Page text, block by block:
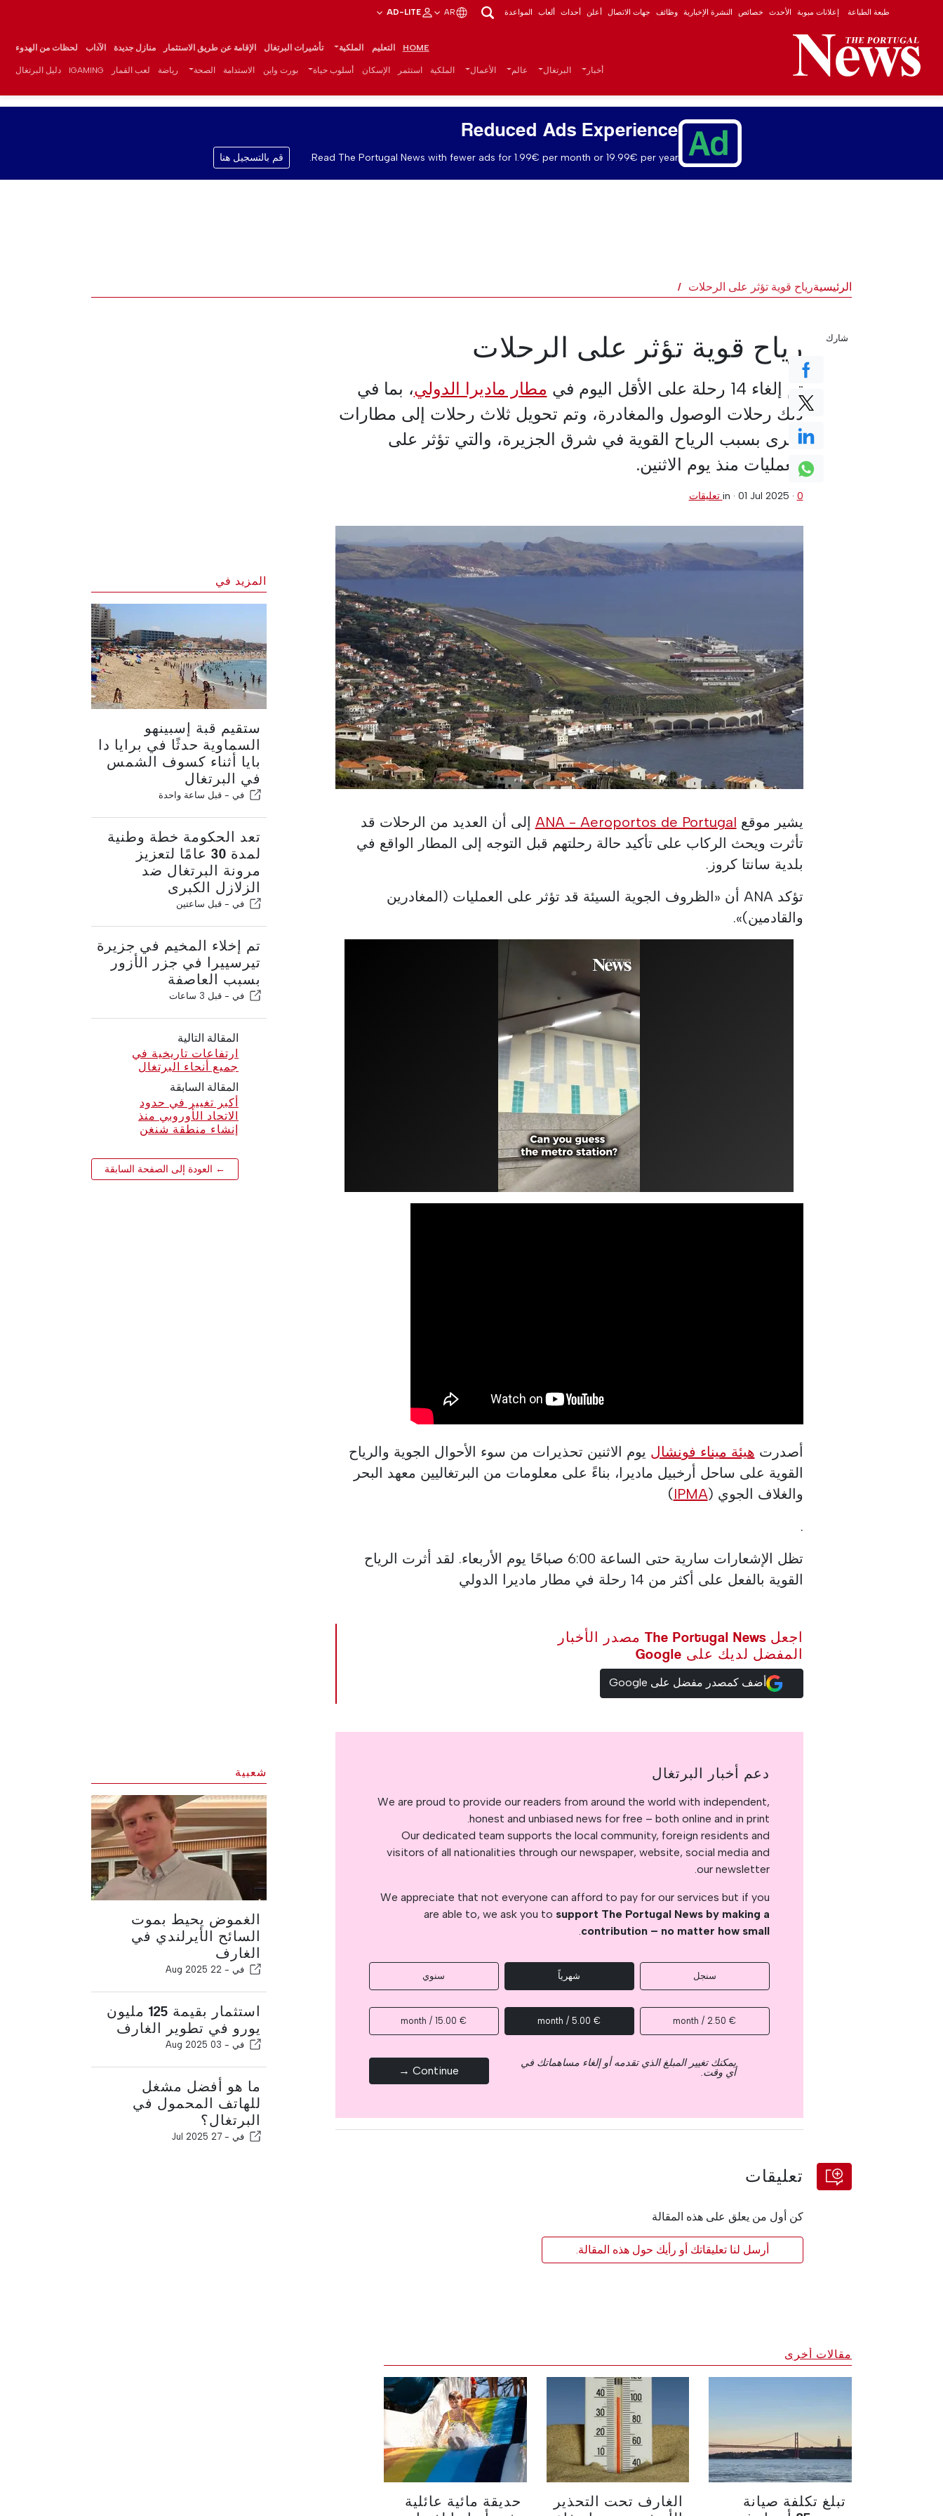
طبعة الطباعة إعلانات مبوبة الأحدث خصائص النشرة الإخبارية وظائف جهات الاتصال أعلن أحداث ألعاب المواعدة AR
AD-LITE
HOME التعليم الملكية تأشيرات البرتغال الإقامة عن طريق الاستثمار منازل جديدة الآداب لحظات من الهدوء
أخبار البرتغال عالم الأعمال الملكية استثمر الإسكان أسلوب حياة بورت واين الاستدامة الصحة رياضة لعب القمار IGAMING دليل البرتغال
Reduced Ads Experience
Read The Portugal News with fewer ads for 1.99€ per month or 19.99€ per year. قم بالتسجيل هنا
الرئيسيةرياح قوية تؤثر على الرحلات
رياح قوية تؤثر على الرحلات
تم إلغاء 14 رحلة على الأقل اليوم في مطار ماديرا الدولي، بما في
ذلك رحلات الوصول والمغادرة، وتم تحويل ثلاث رحلات إلى مطارات
أخرى بسبب الرياح القوية في شرق الجزيرة، والتي تؤثر على
العمليات منذ يوم الاثنين.
in · 01 Jul 2025 · 0 تعليقات
يشير موقع ANA - Aeroportos de Portugal إلى أن العديد من الرحلات قد
تأثرت ويحث الركاب على تأكيد حالة رحلتهم قبل التوجه إلى المطار الواقع في
بلدية سانتا كروز.
تؤكد ANA أن «الظروف الجوية السيئة قد تؤثر على العمليات (المغادرين
والقادمين)».
أصدرت هيئة ميناء فونشال يوم الاثنين تحذيرات من سوء الأحوال الجوية والرياح
القوية على ساحل أرخبيل ماديرا، بناءً على معلومات من البرتغاليين معهد البحر
والغلاف الجوي (IPMA
)
.
تظل الإشعارات سارية حتى الساعة 6:00 صباحًا يوم الأربعاء. لقد أثرت الرياح
القوية بالفعل على أكثر من 14 رحلة في مطار ماديرا الدولي
اجعل The Portugal News مصدر الأخبار
المفضل لديك على Google
أضف كمصدر مفضل على Google
شارك
المزيد في
ستقيم قبة إسبينهو
السماوية حدثًا في برايا دا
بايا أثناء كسوف الشمس
في البرتغال
في - قبل ساعة واحدة
تعد الحكومة خطة وطنية
لمدة 30 عامًا لتعزيز
مرونة البرتغال ضد
الزلازل الكبرى
في - قبل ساعتين
تم إخلاء المخيم في جزيرة
تيرسييرا في جزر الأزور
بسبب العاصفة
في - قبل 3 ساعات
المقالة التالية
ارتفاعات تاريخية في
جميع أنحاء البرتغال
المقالة السابقة
أكبر تغيير في حدود
الاتحاد الأوروبي منذ
إنشاء منطقة شنغن
← العودة إلى الصفحة السابقة
دعم أخبار البرتغال
We are proud to provide our readers from around the world with independent,
honest and unbiased news for free – both online and in print.
Our dedicated team supports the local community, foreign residents and
visitors of all nationalities through our newspaper, website, social media and
our newsletter.
We appreciate that not everyone can afford to pay for our services but if you
are able to, we ask you to support The Portugal News by making a
contribution – no matter how small
.
سنجل شهرياً سنوي
€ 2.50 / month
€ 5.00 / month
€ 15.00 / month
يمكنك تغيير المبلغ الذي تقدمه أو إلغاء مساهماتك في
أي وقت. Continue →
تعليقات
كن أول من يعلق على هذه المقالة
أرسل لنا تعليقاتك أو رأيك حول هذه المقالة.
شعبية
الغموض يحيط بموت
السائح الأيرلندي في
الغارف
في - 22 Aug 2025
استثمار بقيمة 125 مليون
يورو في تطوير الغارف
في - 03 Aug 2025
ما هو أفضل مشغل
للهاتف المحمول في
البرتغال؟
في - 27 Jul 2025
مقالات أخرى
تبلغ تكلفة صيانة
الغارف تحت التحذير
حديقة مائية عائلية